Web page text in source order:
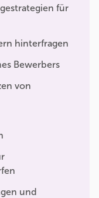
für
hinterfragen
Bewerbers
von
und